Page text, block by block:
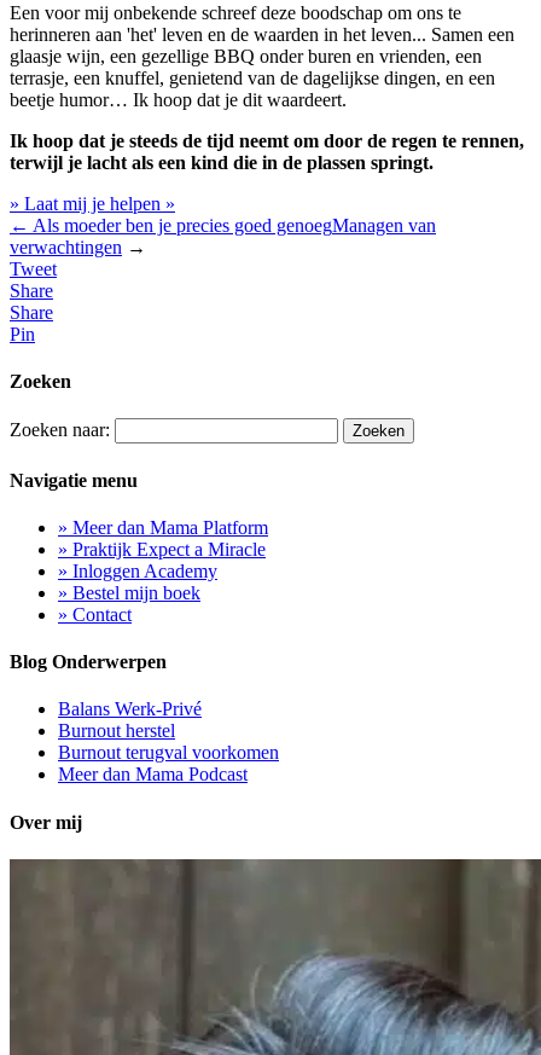
Een voor mij onbekende schreef deze boodschap om ons te
herinneren aan 'het' leven en de waarden in het leven... Samen een
glaasje wijn, een gezellige BBQ onder buren en vrienden, een
terrasje, een knuffel, genietend van de dagelijkse dingen, en een
beetje humor… Ik hoop dat je dit waardeert.
Ik hoop dat je steeds de tijd neemt om door de regen te rennen,
terwijl je lacht als een kind die in de plassen springt.
» Laat mij je helpen »
← Als moeder ben je precies goed genoegManagen van
verwachtingen →
Tweet
Share
Share
Pin
Zoeken
Zoeken naar:
Navigatie menu
» Meer dan Mama Platform
» Praktijk Expect a Miracle
» Inloggen Academy
» Bestel mijn boek
» Contact
Blog Onderwerpen
Balans Werk-Privé
Burnout herstel
Burnout terugval voorkomen
Meer dan Mama Podcast
Over mij